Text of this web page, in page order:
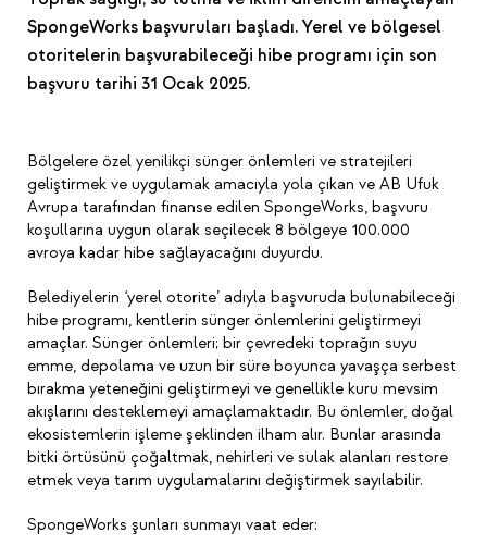
SpongeWorks başvuruları başladı. Yerel ve bölgesel
otoritelerin başvurabileceği hibe programı için son
başvuru tarihi 31 Ocak 2025.
Bölgelere özel yenilikçi sünger önlemleri ve stratejileri
geliştirmek ve uygulamak amacıyla yola çıkan ve AB Ufuk
Avrupa tarafından finanse edilen SpongeWorks, başvuru
koşullarına uygun olarak seçilecek 8 bölgeye 100.000
avroya kadar hibe sağlayacağını duyurdu.
Belediyelerin ‘yerel otorite’ adıyla başvuruda bulunabileceği
hibe programı, kentlerin sünger önlemlerini geliştirmeyi
amaçlar. Sünger önlemleri; bir çevredeki toprağın suyu
emme, depolama ve uzun bir süre boyunca yavaşça serbest
bırakma yeteneğini geliştirmeyi ve genellikle kuru mevsim
akışlarını desteklemeyi amaçlamaktadır. Bu önlemler, doğal
ekosistemlerin işleme şeklinden ilham alır. Bunlar arasında
bitki örtüsünü çoğaltmak, nehirleri ve sulak alanları restore
etmek veya tarım uygulamalarını değiştirmek sayılabilir.
SpongeWorks şunları sunmayı vaat eder: